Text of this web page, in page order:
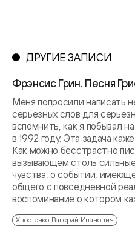
ДРУГИЕ ЗАПИСИ
Фрэнсис Грин. Песня
Меня попросили написать
серьезных слов для
вспомнить, как я побывал
в 1992 году. Эта задача
Как можно бесстрастно
вызывающем столь
чувства, о событии,
общего с повседневной
воспоминание о котором
Хвостенко Валерий Иванович